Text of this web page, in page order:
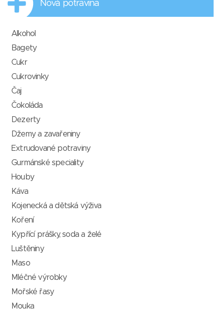
Nová potravina
Alkohol
Bagety
Cukr
Cukrovinky
Čaj
Čokoláda
Dezerty
Džemy a zavařeniny
Extrudované potraviny
Gurmánské speciality
Houby
Káva
Kojenecká a dětská výživa
Koření
Kypřící prášky, soda a želé
Luštěniny
Maso
Mléčné výrobky
Mořské řasy
Mouka